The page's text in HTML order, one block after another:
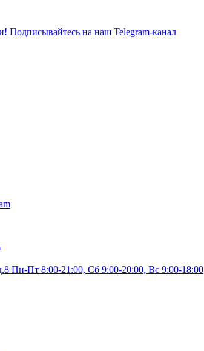
Подписывайтесь на наш Telegram-канал
Пн-Пт 8:00-21:00, Сб 9:00-20:00, Вс 9:00-18:00